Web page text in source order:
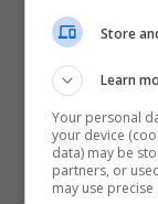
Store
Learn
Your personal
your device
data) may be
partners, or
may use